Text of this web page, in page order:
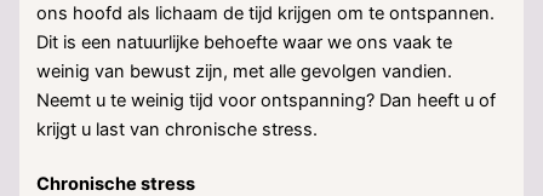
ons hoofd als lichaam de tijd krijgen om te ontspannen.
Dit is een natuurlijke behoefte waar we ons vaak te
weinig van bewust zijn, met alle gevolgen vandien.
Neemt u te weinig tijd voor ontspanning? Dan heeft u of
krijgt u last van chronische stress.
Chronische stress